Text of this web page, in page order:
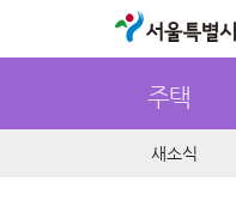
서울특
주택
새소식